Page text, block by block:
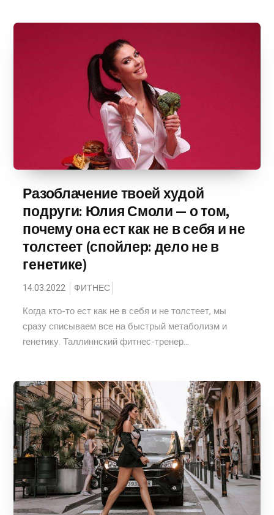
Разоблачение твоей худой
подруги: Юлия Смоли — о том,
почему она ест как не в себя и не
толстеет (спойлер: дело не в
генетике)
14.03.2022 ФИТНЕС
Когда кто-то ест как не в себя и не толстеет, мы
сразу списываем все на быстрый метаболизм и
генетику. Таллиннский фитнес-тренер...